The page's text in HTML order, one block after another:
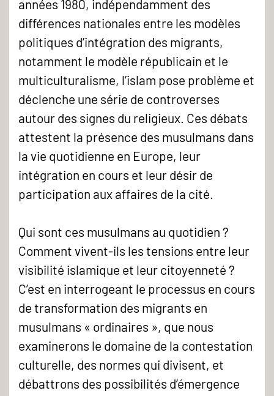
années 1980, indépendamment des
différences nationales entre les modèles
politiques d’intégration des migrants,
notamment le modèle républicain et le
multiculturalisme, l’islam pose problème et
déclenche une série de controverses
autour des signes du religieux. Ces débats
attestent la présence des musulmans dans
la vie quotidienne en Europe, leur
intégration en cours et leur désir de
participation aux affaires de la cité.
Qui sont ces musulmans au quotidien ?
Comment vivent-ils les tensions entre leur
visibilité islamique et leur citoyenneté ?
C’est en interrogeant le processus en cours
de transformation des migrants en
musulmans « ordinaires », que nous
examinerons le domaine de la contestation
culturelle, des normes qui divisent, et
débattrons des possibilités d’émergence